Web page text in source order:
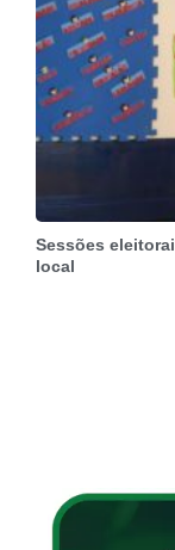
Sessões
local